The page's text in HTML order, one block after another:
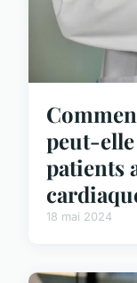
peut-
patients
18 mai 2024